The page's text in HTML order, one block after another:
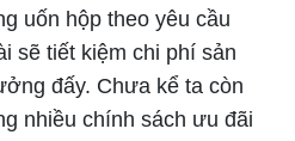
uốn hộp theo yêu cầu
sẽ tiết kiệm chi phí sản
đấy. Chưa kể ta còn
nhiều chính sách ưu đãi